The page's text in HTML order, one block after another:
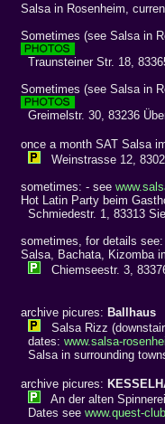
Salsa in Rosenheim,
Sometimes (see Salsa in
Traunsteiner Str. 18,
Sometimes (see Salsa in
Greimelstr. 30, 83236
once a month SAT Salsa
Weinstrasse 12,
sometimes: - see
Hot Latin Party beim
Schmiedestr. 1, 83313
sometimes, for details see:
Salsa, Bachata, Kizomba
Chiemseestr. 3,
archive picures: Ballhaus
Salsa Rizz
dates: www.salsa-
Salsa in surrounding
archive picures:
An der alten
Dates see www.quest-